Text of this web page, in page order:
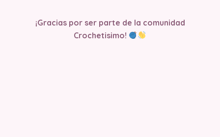
¡Gracias por ser parte de la comunidad
Crochetisimo!